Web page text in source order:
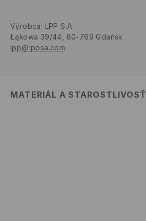
Výrobca: LPP S.A.
Łąkowa 39/44, 80-769 Gdańsk
lpp@lppsa.com
MATERIÁL A STAROSTLIVOSŤ